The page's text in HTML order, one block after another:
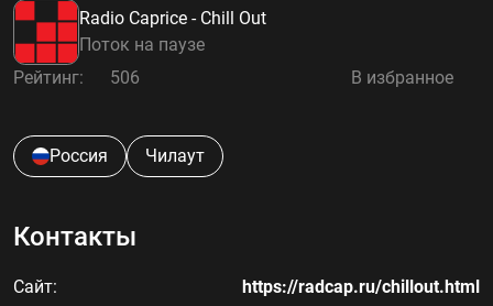
О нас
Добавить радиостанцию
Конфиденциальность
Radio Caprice - Chill Out
Поток на паузе
Рейтинг: 506 В избранное
Россия Чилаут
Контакты
Сайт: https://radcap.ru/chillout.html